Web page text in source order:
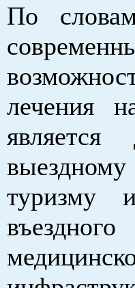
По
лечения
является
выездному
туризму